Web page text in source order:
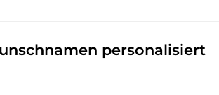
personalisiert